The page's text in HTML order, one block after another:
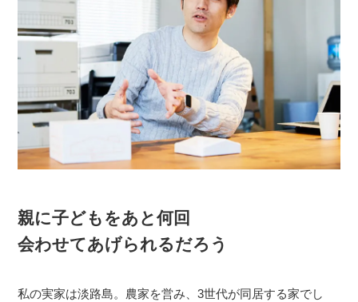
親に子どもをあと何回
会わせてあげられるだろう
私の実家は淡路島。農家を営み、3世代が同居する家でし